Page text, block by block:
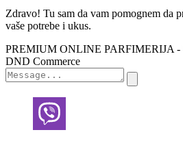
Zdravo! Tu sam da vam pomognem da
vaše potrebe i ukus.
PREMIUM ONLINE PARFIMERIJA -
DND Commerce